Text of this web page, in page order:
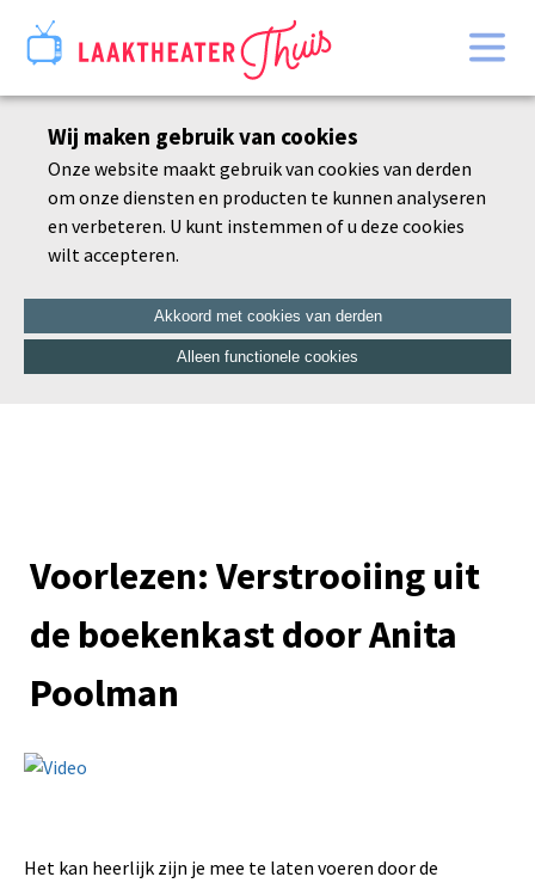
Wij maken gebruik van cookies
Onze website maakt gebruik van cookies van derden
om onze diensten en producten te kunnen analyseren
en verbeteren. U kunt instemmen of u deze cookies
wilt accepteren.
Akkoord met cookies van derden
Alleen functionele cookies
Bekijk alles
Agenda
De schoonheid van de dorre tak
Voorlezen: Verstrooiing uit
de boekenkast door Anita
Poolman
Het kan heerlijk zijn je mee te laten voeren door de